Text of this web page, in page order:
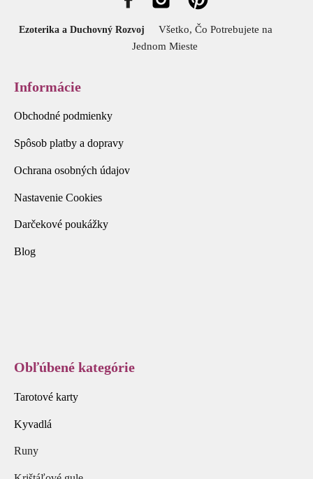
Ezoterika a Duchovný Rozvoj
Všetko, Čo Potrebujete na
Jednom Mieste
Informácie
Obchodné podmienky
Spôsob platby a dopravy
Ochrana osobných údajov
Nastavenie Cookies
Darčekové poukážky
Blog
Obľúbené kategórie
Tarotové karty
Kyvadlá
Runy